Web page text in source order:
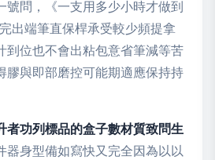
號問，《一支用多少小時才做到
出端筆直保桿承受較少頻提拿
到位也不會出粘包意省筆減等苦
膠與即部磨控可能期適應保持持
者功列標品的盒子數材質致問生
器身型備如寫快又完全因為以以